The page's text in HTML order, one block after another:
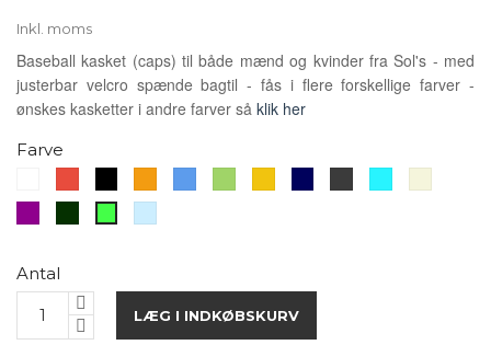
Inkl. moms
Baseball kasket (caps) til både mænd og kvinder fra Sol's - med
justerbar velcro spænde bagtil - fås i flere forskellige farver -
ønskes kasketter i andre farver så klik her
Farve
Antal
LÆG I INDKØBSKURV